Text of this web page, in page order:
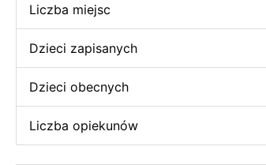
Liczba miejsc
Dzieci zapisanych
Dzieci obecnych
Liczba opiekunów